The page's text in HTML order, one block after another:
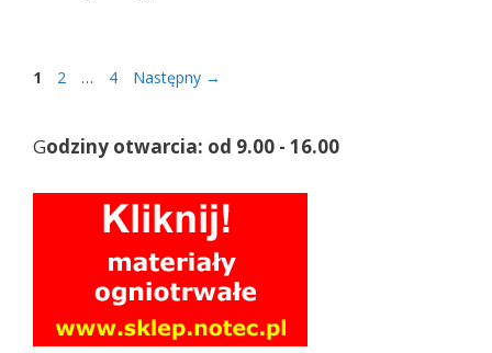
Strona
1 Strona
2 … Strona
4 Następny →
Godziny otwarcia: od 9.00 - 16.00